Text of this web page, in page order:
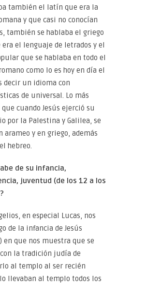
también el latín que era la
y que casi no conocían
también se hablaba el griego
era el lenguaje de letrados y el
que se hablaba en todo el
como lo es hoy en día el
decir un idioma con
de universal. Lo más
cuando Jesús ejerció su
por la Palestina y Galilea, se
arameo y en griego, además
hebreo.
de su infancia,
juventud (de los 12 a los
en especial Lucas, nos
de la infancia de Jesús
en que nos muestra que se
la tradición judía de
al templo al ser recién
llevaban al templo todos los